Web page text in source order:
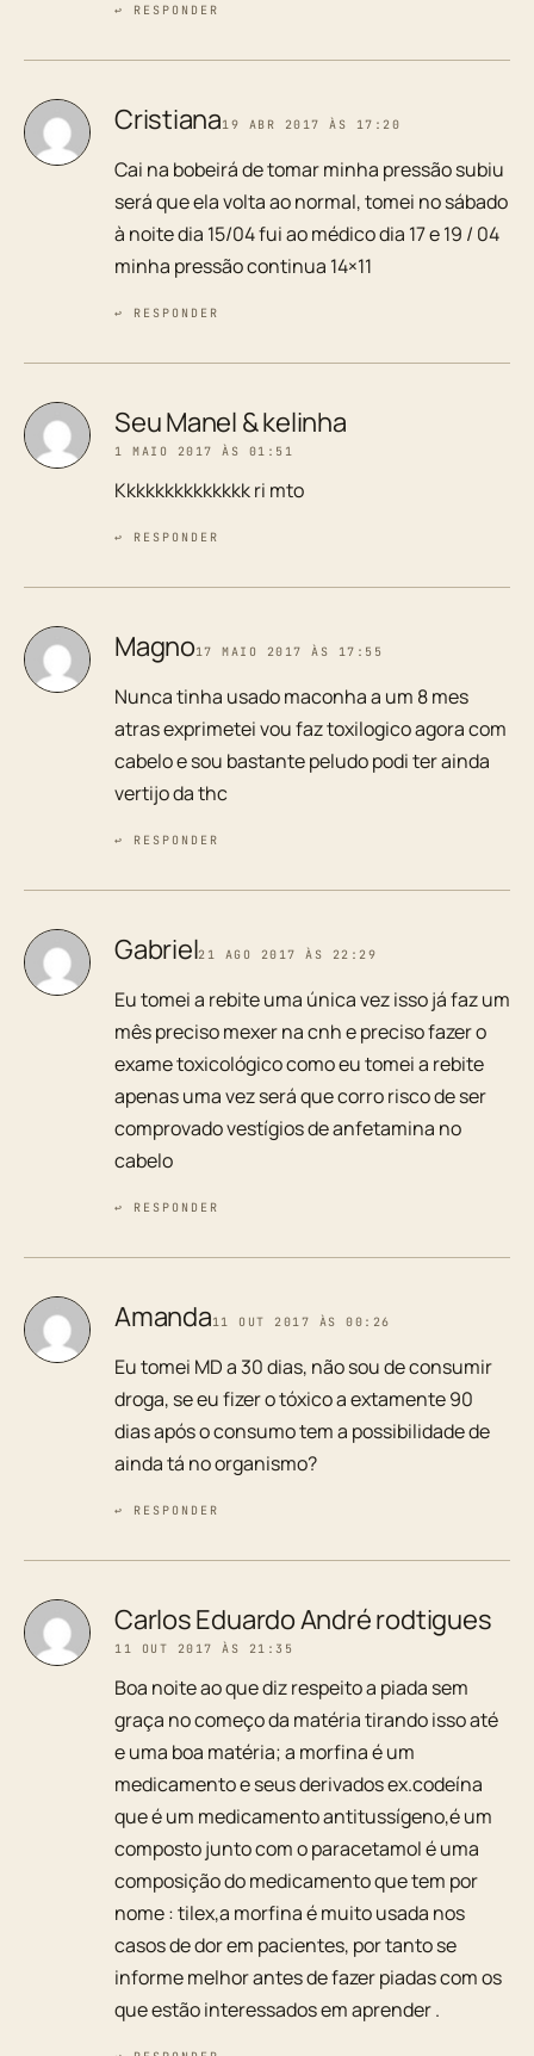
↩ RESPONDER
Cristiana19 ABR 2017 ÀS 17:20
Cai na bobeirá de tomar minha pressão subiu
será que ela volta ao normal, tomei no sábado
à noite dia 15/04 fui ao médico dia 17 e 19 / 04
minha pressão continua 14×11
↩ RESPONDER
Seu Manel & kelinha
1 MAIO 2017 ÀS 01:51
Kkkkkkkkkkkkkk ri mto
↩ RESPONDER
Magno17 MAIO 2017 ÀS 17:55
Nunca tinha usado maconha a um 8 mes
atras exprimetei vou faz toxilogico agora com
cabelo e sou bastante peludo podi ter ainda
vertijo da thc
↩ RESPONDER
Gabriel21 AGO 2017 ÀS 22:29
Eu tomei a rebite uma única vez isso já faz um
mês preciso mexer na cnh e preciso fazer o
exame toxicológico como eu tomei a rebite
apenas uma vez será que corro risco de ser
comprovado vestígios de anfetamina no
cabelo
↩ RESPONDER
Amanda11 OUT 2017 ÀS 00:26
Eu tomei MD a 30 dias, não sou de consumir
droga, se eu fizer o tóxico a extamente 90
dias após o consumo tem a possibilidade de
ainda tá no organismo?
↩ RESPONDER
Carlos Eduardo André rodtigues
11 OUT 2017 ÀS 21:35
Boa noite ao que diz respeito a piada sem
graça no começo da matéria tirando isso até
e uma boa matéria; a morfina é um
medicamento e seus derivados ex.codeína
que é um medicamento antitussígeno,é um
composto junto com o paracetamol é uma
composição do medicamento que tem por
nome : tilex,a morfina é muito usada nos
casos de dor em pacientes, por tanto se
informe melhor antes de fazer piadas com os
que estão interessados em aprender .